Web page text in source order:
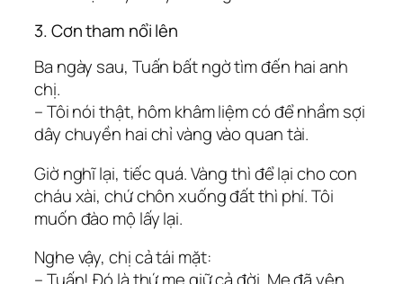
3. Cơn tham nổi lên
Ba ngày sau, Tuấn bất ngờ tìm đến hai anh
chị.
– Tôi nói thật, hôm khâm liệm có để nhầm sợi
dây chuyền hai chỉ vàng vào quan tài.
Giờ nghĩ lại, tiếc quá. Vàng thì để lại cho con
cháu xài, chứ chôn xuống đất thì phí. Tôi
muốn đào mộ lấy lại.
Nghe vậy, chị cả tái mặt: